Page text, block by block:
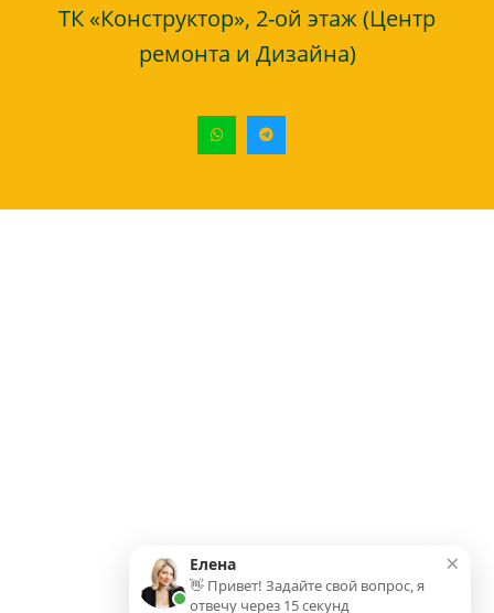
ТК «Конструктор», 2-ой этаж (Центр
ремонта и Дизайна)
×
Елена
👋 Привет! Задайте свой вопрос, я
отвечу через 15 секунд